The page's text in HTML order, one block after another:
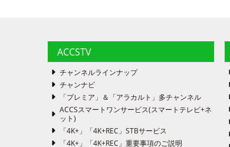
ACCSTV
チャンネルラインナップ
チャンナビ
「プレミア」＆「アラカルト」多チャンネル
ACCSスマートワンサービス(スマートテレビ+ネ
ット)
「4K+」「4K+REC」STBサービス
「4K+」「4K+REC」重要事項のご説明